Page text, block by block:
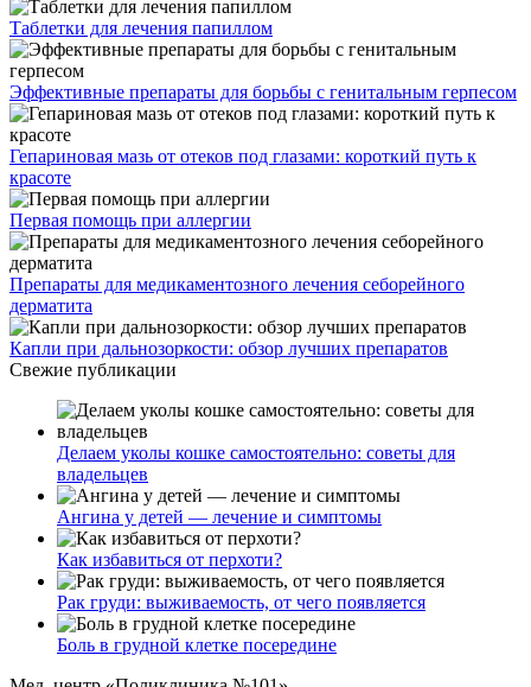
Таблетки для лечения папиллом
Эффективные препараты для борьбы с генитальным герпесом
Гепариновая мазь от отеков под глазами: короткий путь к
красоте
Первая помощь при аллергии
Препараты для медикаментозного лечения себорейного
дерматита
Капли при дальнозоркости: обзор лучших препаратов
Свежие публикации
Делаем уколы кошке самостоятельно: советы для
владельцев
Ангина у детей — лечение и симптомы
Как избавиться от перхоти?
Рак груди: выживаемость, от чего появляется
Боль в грудной клетке посередине